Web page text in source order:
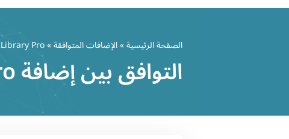
الصفحة الرئيسية»الإضافات المتوافقة» Document Library Pro
التوافق بين إضافة Document Library Pro وWPML